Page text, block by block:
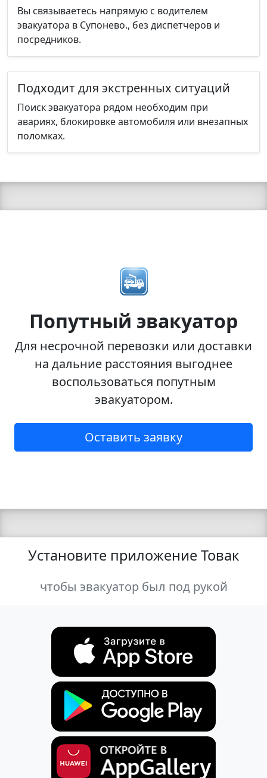
Вы связываетесь напрямую с водителем
эвакуатора в Супонево., без диспетчеров и
посредников.
Подходит для экстренных ситуаций
Поиск эвакуатора рядом необходим при
авариях, блокировке автомобиля или внезапных
поломках.
Попутный эвакуатор
Для несрочной перевозки или доставки
на дальние расстояния выгоднее
воспользоваться попутным
эвакуатором.
Оставить заявку
Установите приложение Товак
чтобы эвакуатор был под рукой